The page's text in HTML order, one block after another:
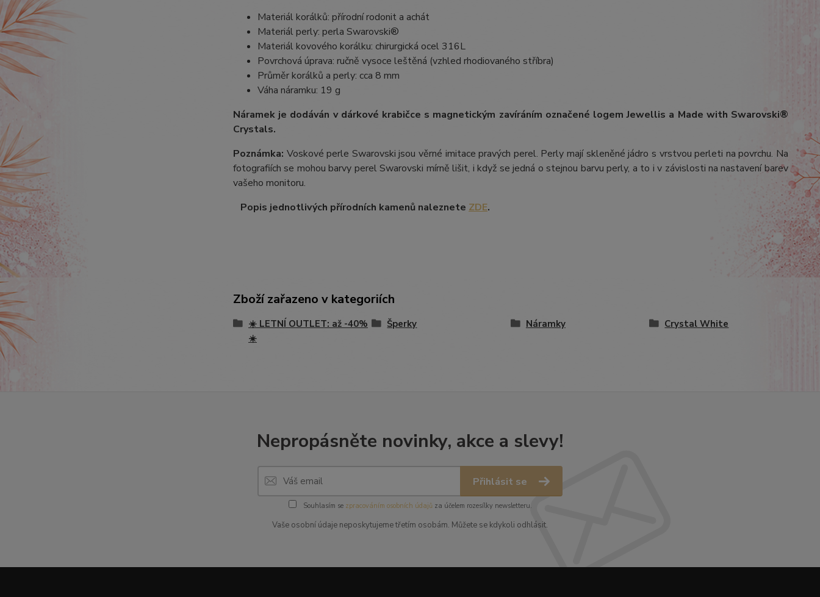
Materiál korálků: přírodní rodonit a achát
Materiál perly: perla Swarovski®
Materiál kovového korálku: chirurgická ocel 316L
Povrchová úprava: ručně vysoce leštěná (vzhled rhodiovaného stříbra)
Průměr korálků a perly: cca 8 mm
Váha náramku: 19 g
Náramek je dodáván v dárkové krabičce s magnetickým zavíráním označené logem Jewellis a Made with Swarovski®
Crystals.
Poznámka: Voskové perle Swarovski jsou věrné imitace pravých perel. Perly mají skleněné jádro s vrstvou perleti na povrchu. Na
fotografiích se mohou barvy perel Swarovski mírně lišit, i když se jedná o stejnou barvu perly, a to i v závislosti na nastavení barev
vašeho monitoru.
Popis jednotlivých přírodních kamenů naleznete ZDE.
Zboží zařazeno v kategoriích
☀️ LETNÍ OUTLET: až -40%
☀️
Šperky Náramky Crystal White
Nepropásněte novinky, akce a slevy!
Přihlásit se
Souhlasím se zpracováním osobních údajů za účelem rozesílky newsletteru.
Vaše osobní údaje neposkytujeme třetím osobám. Můžete se kdykoli odhlásit.